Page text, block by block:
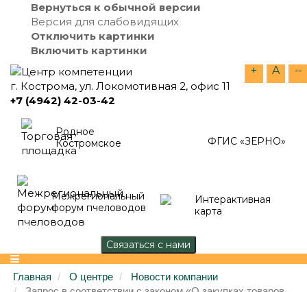
Вернуться к обычной версии
Версия для слабовидящих
Отключить картинки
Включить картинки
+
A
--
г. Кострома, ул. Локомотивная 2, офис 11
+7 (4942) 42-03-42
Родное
Костромское
ФГИС «ЗЕРНО»
Межрегиональный
форум пчеловодов
Интерактивная
карта
Главная О центре
Новости компании